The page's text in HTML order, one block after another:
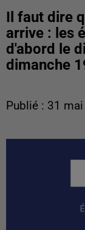
Il faut dire
arrive : les
d'abord le
dimanche
Publié : 31